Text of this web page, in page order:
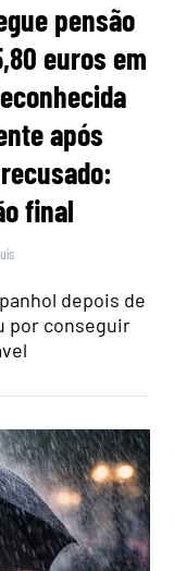
pensão
euros em
após
final
depois de
por conseguir